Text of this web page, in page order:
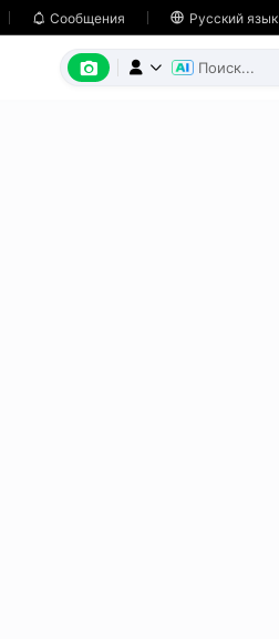
 Сообщения  Русский язык
  